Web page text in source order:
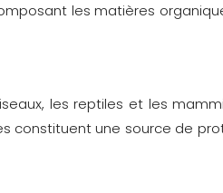
les matières
les reptiles et les
constituent une source de